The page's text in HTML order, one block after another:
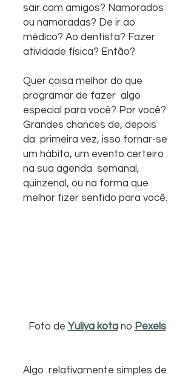
sair com amigos? Namorados
ou namoradas? De ir ao
médico? Ao dentista? Fazer
atividade física? Então?
Quer coisa melhor do que
programar de fazer  algo
especial para você? Por você?
Grandes chances de, depois
da  primeira vez, isso tornar-se
um hábito, um evento certeiro
na sua agenda  semanal,
quinzenal, ou na forma que
melhor fizer sentido para você.
Foto de Yuliya kota no Pexels
Algo  relativamente simples de